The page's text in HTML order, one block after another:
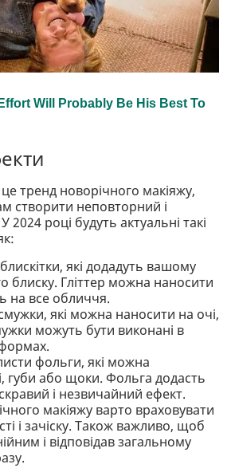
це тренд новорічного макіяжу,
створити неповторний і
2024 році будуть актуальні такі
блискітки, які додадуть вашому
блиску. Гліттер можна наносити
на все обличчя.
які можна наносити на очі,
можуть бути виконані в
фольги, які можна
губи або щоки. Фольга додасть
і незвичайний ефект.
макіяжу варто враховувати
і зачіску. Також важливо, щоб
і відповідав загальному